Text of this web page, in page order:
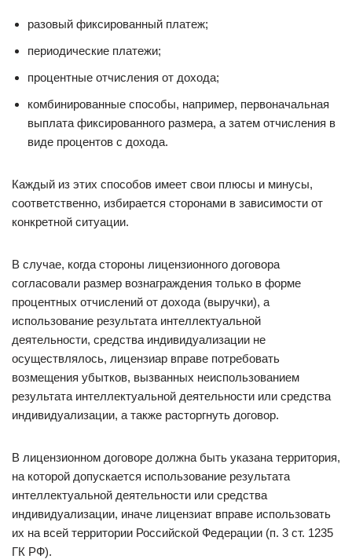
разовый фиксированный платеж;
периодические платежи;
процентные отчисления от дохода;
комбинированные способы, например, первоначальная
выплата фиксированного размера, а затем отчисления в
виде процентов с дохода.
Каждый из этих способов имеет свои плюсы и минусы,
соответственно, избирается сторонами в зависимости от
конкретной ситуации.
В случае, когда стороны лицензионного договора
согласовали размер вознаграждения только в форме
процентных отчислений от дохода (выручки), а
использование результата интеллектуальной
деятельности, средства индивидуализации не
осуществлялось, лицензиар вправе потребовать
возмещения убытков, вызванных неиспользованием
результата интеллектуальной деятельности или средства
индивидуализации, а также расторгнуть договор.
В лицензионном договоре должна быть указана территория,
на которой допускается использование результата
интеллектуальной деятельности или средства
индивидуализации, иначе лицензиат вправе использовать
их на всей территории Российской Федерации (п. 3 ст. 1235
ГК РФ).